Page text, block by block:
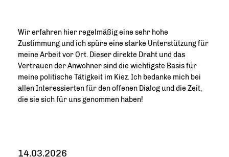
Wir erfahren hier regelmäßig eine sehr hohe
Zustimmung und ich spüre eine starke Unterstützung für
meine Arbeit vor Ort. Dieser direkte Draht und das
Vertrauen der Anwohner sind die wichtigste Basis für
meine politische Tätigkeit im Kiez. Ich bedanke mich bei
allen Interessierten für den offenen Dialog und die Zeit,
die sie sich für uns genommen haben!
14.03.2026